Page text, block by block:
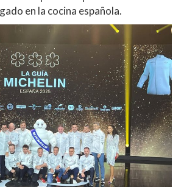
en la cocina española.